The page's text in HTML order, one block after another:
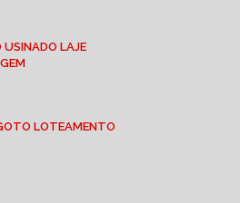
USINADO LAJE
LOTEAMENTO